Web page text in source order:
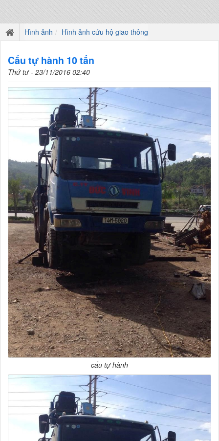
Hình ảnh Hình ảnh cứu hộ giao thông
Cẩu tự hành 10 tấn
Thứ tư - 23/11/2016 02:40
cẩu tự hành